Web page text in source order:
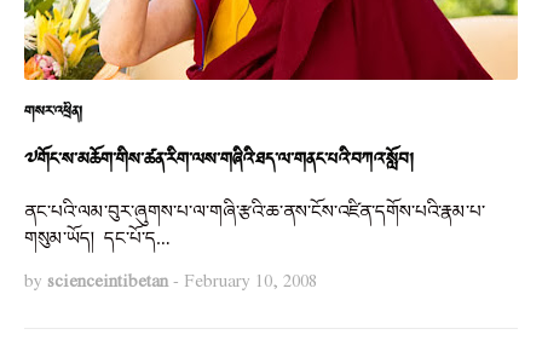
གསར་འཕྲིན།
༧གོང་ས་མཆོག་གིས་ཚན་རིག་ལས་གཞིའི་ཐད་ལ་གནང་པའི་བཀའ་སློབ།
ནང་པའི་ལམ་བུར་ཞུགས་པ་ལ་གཞི་རྩའི་ཆ་ནས་ངོས་འཛིན་དགོས་པའི་རྣམ་པ་
གསུམ་ཡོད། དང་པོ་ད…
by scienceintibetan- February 10, 2008